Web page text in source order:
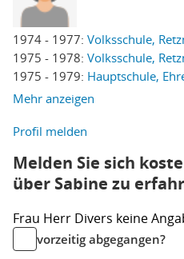
1974 - 1977: Volksschule,
1975 - 1978: Volksschule,
1975 - 1979: Hauptschule,
Mehr anzeigen
Profil melden
Melden Sie sich
über Sabine zu
Frau Herr Divers keine
vorzeitig abgegangen?